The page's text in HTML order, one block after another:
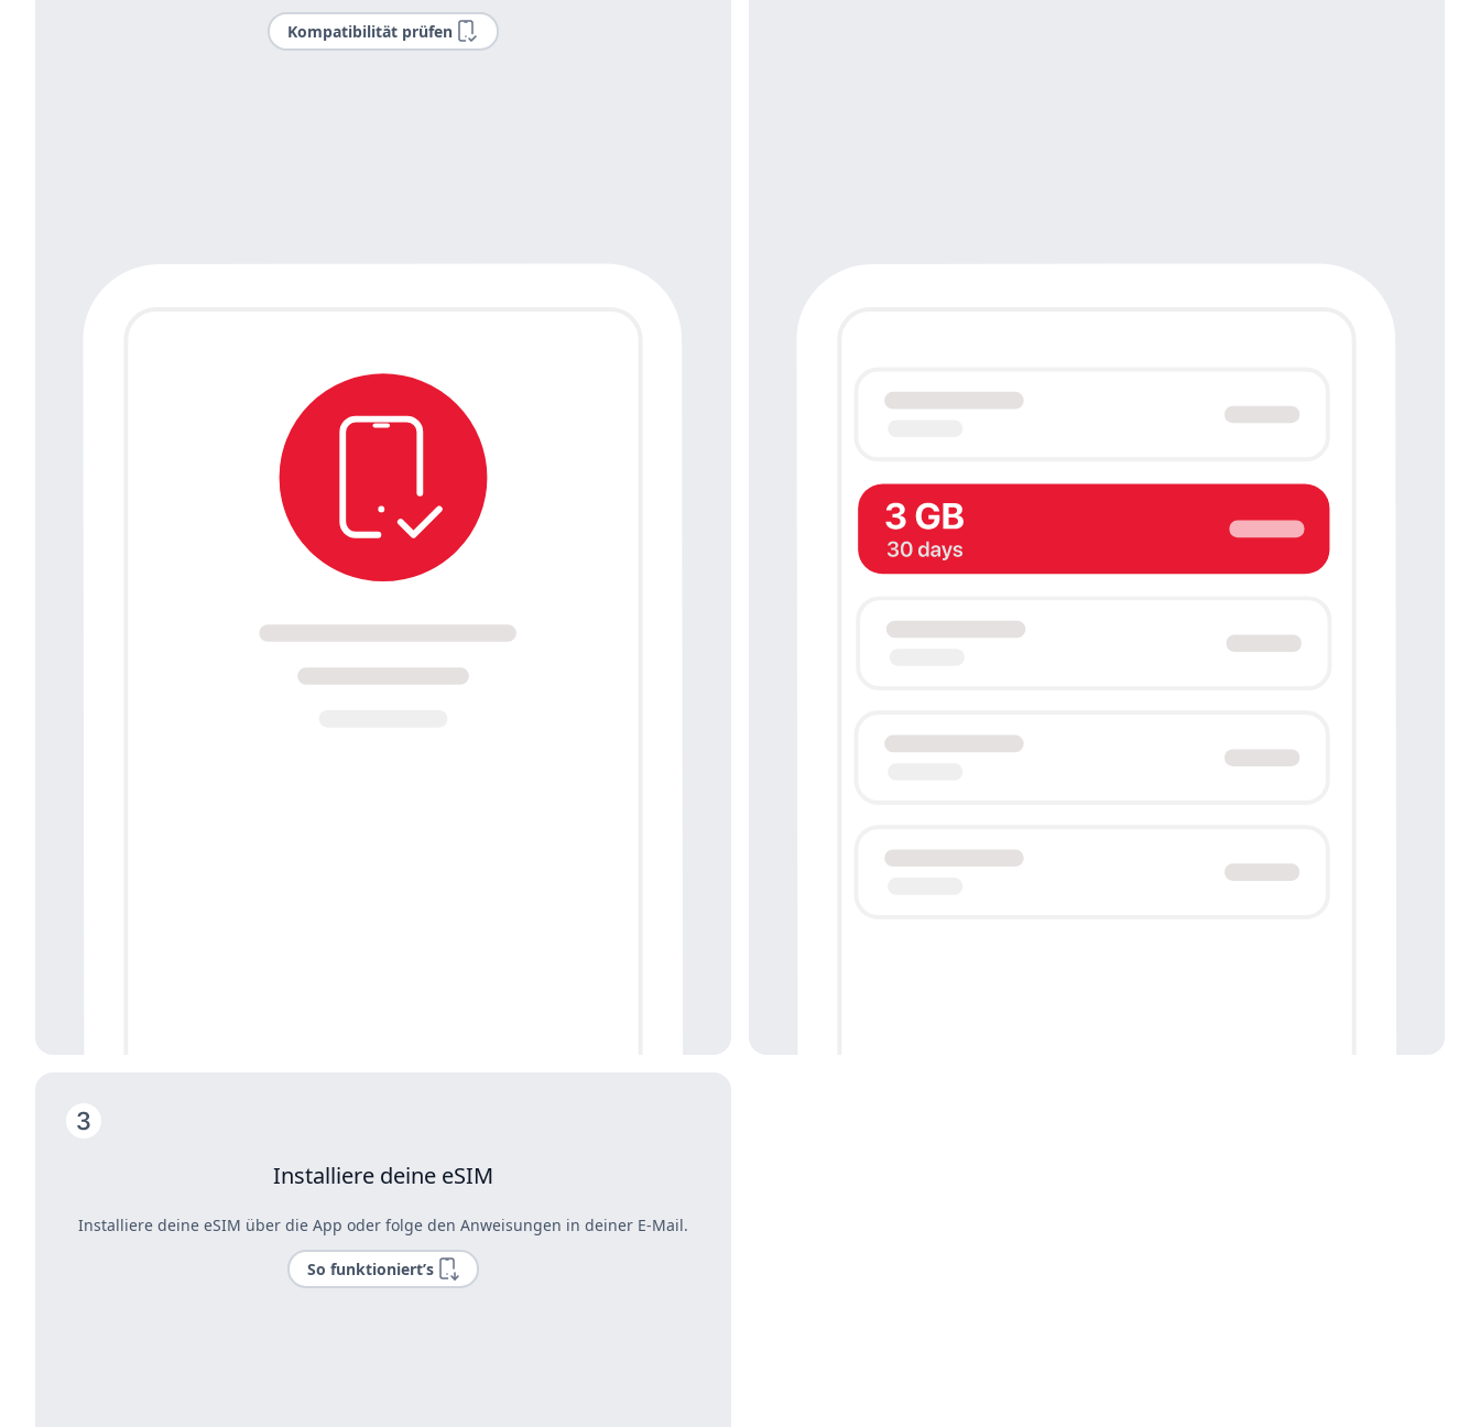
Kompatibilität prüfen
Installiere deine eSIM
Installiere deine eSIM über die App oder folge den Anweisungen in deiner E-Mail.
So funktioniert’s